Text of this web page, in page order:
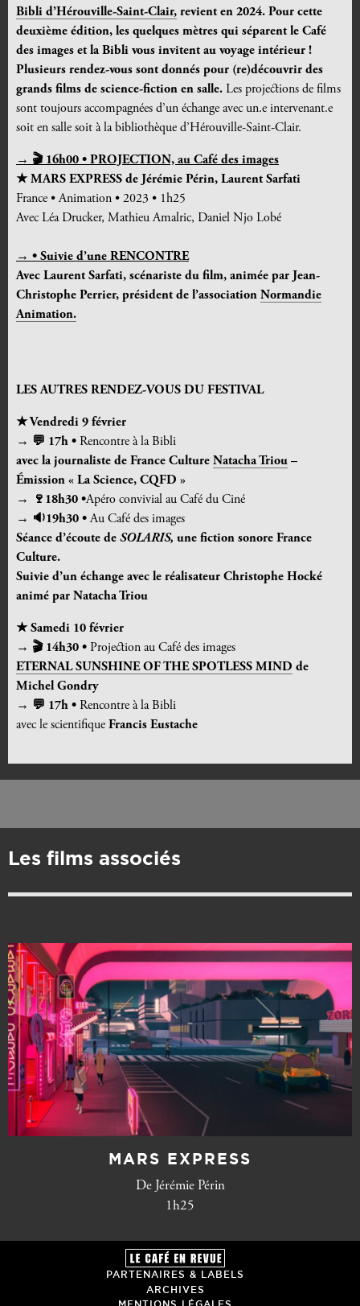
Bibli d’Hérouville-Saint-Clair, revient en 2024. Pour cette
deuxième édition, les quelques mètres qui séparent le Café
des images et la Bibli vous invitent au voyage intérieur !
Plusieurs rendez-vous sont donnés pour (re)découvrir des
grands films de science-fiction en salle. Les projections de films
sont toujours accompagnées d’un échange avec un.e intervenant.e
soit en salle soit à la bibliothèque d’Hérouville-Saint-Clair.
→ 🎬 16h00 • PROJECTION, au Café des images
★ MARS EXPRESS de Jérémie Périn, Laurent Sarfati
France • Animation • 2023 • 1h25
AvecLéa Drucker, Mathieu Amalric, Daniel Njo Lobé
→ • Suivie d’une RENCONTRE
Avec Laurent Sarfati, scénariste du film, animée par Jean-
Christophe Perrier, président de l’association Normandie
Animation.
LES AUTRES RENDEZ-VOUS DU FESTIVAL
★ Vendredi 9 février
→ 💬 17h • Rencontre à la Bibli
avec la journaliste de France Culture Natacha Triou –
Émission « La Science, CQFD »
→ 🍷18h30 •Apéro convivial au Café du Ciné
→ 🔉19h30 •Au Café des images
Séance d’écoute de SOLARIS, une fiction sonore France
Culture.
Suivie d’un échange avec le réalisateur Christophe Hocké
animé par Natacha Triou
★ Samedi 10 février
→ 🎬 14h30 • Projection au Café des images
ETERNAL SUNSHINE OF THE SPOTLESS MIND de
Michel Gondry
→ 💬 17h • Rencontre à la Bibli
avec le scientifique Francis Eustache
Les films associés
MARS EXPRESS
De Jérémie Périn
1h25
PARTENAIRES & LABELS
ARCHIVES